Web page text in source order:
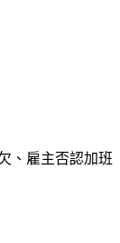
、雇主否認加班